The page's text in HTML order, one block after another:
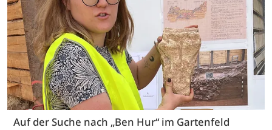
Auf der Suche nach „Ben Hur“ im Gartenfeld